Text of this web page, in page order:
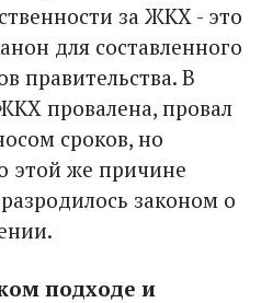
за ЖКХ - это
для сос­тавленного
правительства. В
провалена, провал
сроков, но
этой же причине
законом о
подходе и